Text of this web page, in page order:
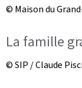
© Maison du
La famille
© SIP / Claude